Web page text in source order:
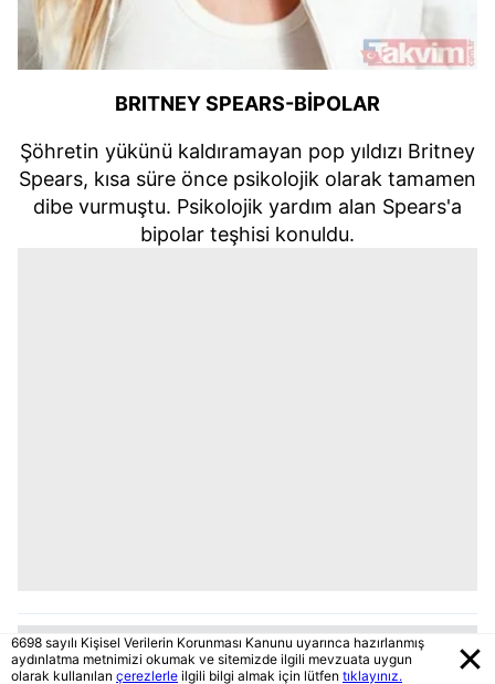
BRITNEY SPEARS-BİPOLAR
Şöhretin yükünü kaldıramayan pop yıldızı Britney
Spears, kısa süre önce psikolojik olarak tamamen
dibe vurmuştu. Psikolojik yardım alan Spears'a
bipolar teşhisi konuldu.
6698 sayılı Kişisel Verilerin Korunması Kanunu uyarınca hazırlanmış
aydınlatma metnimizi okumak ve sitemizde ilgili mevzuata uygun
olarak kullanılan çerezlerle ilgili bilgi almak için lütfen tıklayınız.